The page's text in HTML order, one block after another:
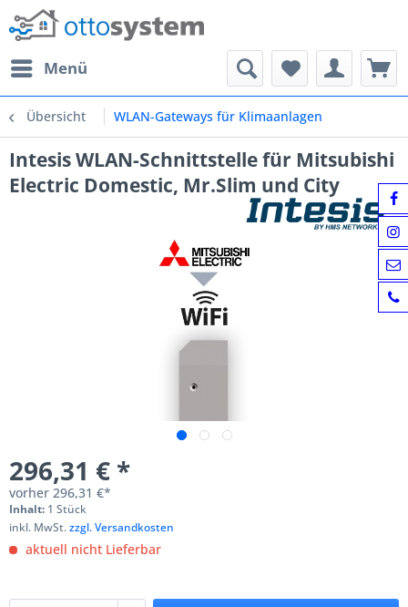
Menü
Übersicht WLAN-Gateways für Klimaanlagen
Intesis WLAN-Schnittstelle für Mitsubishi
Electric Domestic, Mr.Slim und City
296,31 € *
vorher 296,31 €*
Inhalt: 1 Stück
inkl. MwSt.zzgl. Versandkosten
aktuell nicht Lieferbar